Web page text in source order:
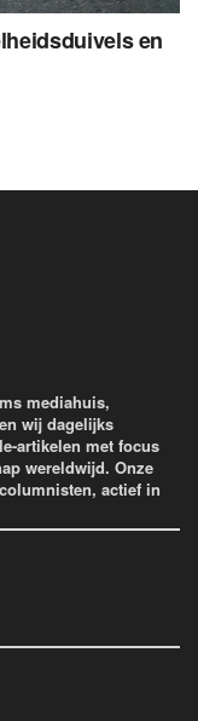
en
mediahuis,
wij dagelijks
artikelen met focus
wereldwijd. Onze
actief in